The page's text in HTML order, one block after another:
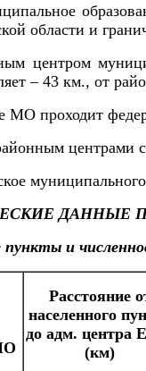
области и
центром
– 43 км., от
МО проходит
центрами
пункты и
Расстояние
населенного
до адм. центра
(км)